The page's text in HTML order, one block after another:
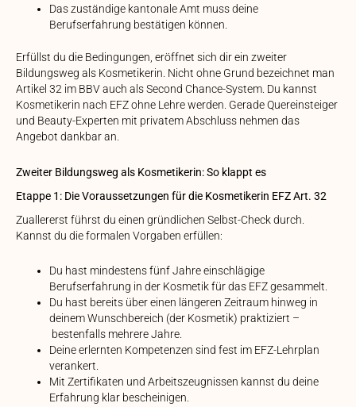
Das zuständige kantonale Amt muss deine
Berufserfahrung bestätigen können.
Erfüllst du die Bedingungen, eröffnet sich dir ein zweiter
Bildungsweg als Kosmetikerin. Nicht ohne Grund bezeichnet man
Artikel 32 im BBV auch als Second Chance-System. Du kannst
Kosmetikerin nach EFZ ohne Lehre werden. Gerade Quereinsteiger
und Beauty-Experten mit privatem Abschluss nehmen das
Angebot dankbar an.
Zweiter Bildungsweg als Kosmetikerin: So klappt es
Etappe 1: Die Voraussetzungen für die Kosmetikerin EFZ Art. 32
Zuallererst führst du einen gründlichen Selbst-Check durch.
Kannst du die formalen Vorgaben erfüllen:
Du hast mindestens fünf Jahre einschlägige
Berufserfahrung in der Kosmetik für das EFZ gesammelt.
Du hast bereits über einen längeren Zeitraum hinweg in
deinem Wunschbereich (der Kosmetik) praktiziert –
bestenfalls mehrere Jahre.
Deine erlernten Kompetenzen sind fest im EFZ-Lehrplan
verankert.
Mit Zertifikaten und Arbeitszeugnissen kannst du deine
Erfahrung klar bescheinigen.